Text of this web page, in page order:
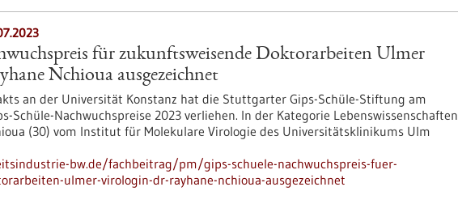
für zukunftsweisende Doktorarbeiten Ulmer
Nchioua ausgezeichnet
an der Universität Konstanz hat die Stuttgarter Gips-Schüle-Stiftung am
Schüle-Nachwuchspreise 2023 verliehen. In der Kategorie Lebenswissenschaften
(30) vom Institut für Molekulare Virologie des Universitätsklinikums Ulm
bw.de/fachbeitrag/pm/gips-schuele-nachwuchspreis-fuer-
ulmer-virologin-dr-rayhane-nchioua-ausgezeichnet